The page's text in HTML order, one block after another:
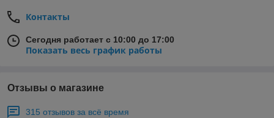
Контакты
Сегодня работает с 10:00 до 17:00
Показать весь график работы
Отзывы о магазине
315 отзывов за всё время